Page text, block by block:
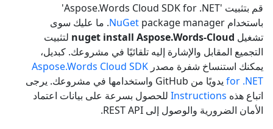
قم بتثبيت 'Aspose.Words Cloud SDK for .NET'
باستخدام
NuGetpackage manager. ما عليك سوى
تشغيل nuget install Aspose.Words-Cloud لتثبيت
التجميع المقابل والإشارة إليه تلقائيًا في مشروعك. كبديل،
يمكنك استنساخ شفرة مصدر Aspose.Words Cloud SDK
for .NET
يدويًا من GitHub واستخدامها في مشروعك. يرجى
اتباع هذه Instructions للحصول بسرعة على بيانات اعتماد
الأمان الضرورية والوصول إلى REST API.